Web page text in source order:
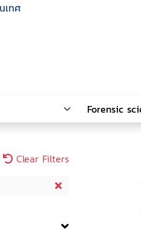
เทศ
Clear Filters